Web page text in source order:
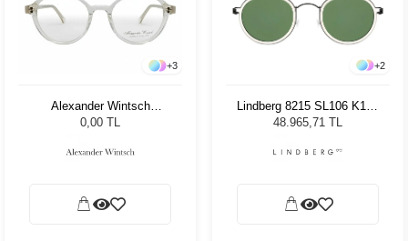
+3
Alexander Wintsch
AW20155 C2
0,00 TL
+2
Lindberg 8215 SL106 K137
PU9 47 Unisex Güneş
Gözlüğü
48.965,71 TL